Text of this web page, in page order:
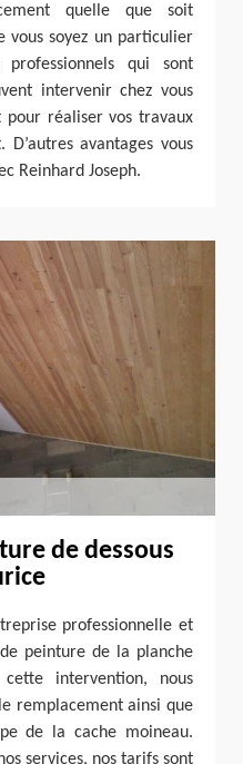
quelle que soit
vous soyez un particulier
qui sont
intervenir chez vous
réaliser vos travaux
avantages vous
Reinhard Joseph.
de dessous
professionnelle et
peinture de la planche
intervention, nous
remplacement ainsi que
de la cache moineau.
services, nos tarifs sont